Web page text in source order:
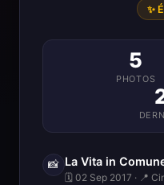
✨
5
PHOTOS
📸 La Vita in
🗓 02 Sep 2017 · 📍